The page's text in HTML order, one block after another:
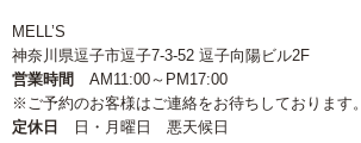
MELL’S
神奈川県逗子市逗子7-3-52 逗子向陽ビル2F
営業時間
AM11:00～PM17:00
※ご予約のお客様はご連絡をお待ちしております。
定休日
日・月曜日 悪天候日